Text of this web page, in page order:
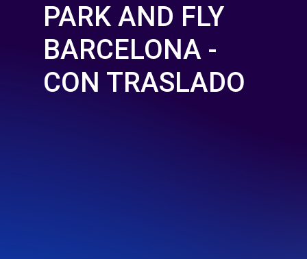
PARK AND FLY
BARCELONA -
CON TRASLADO